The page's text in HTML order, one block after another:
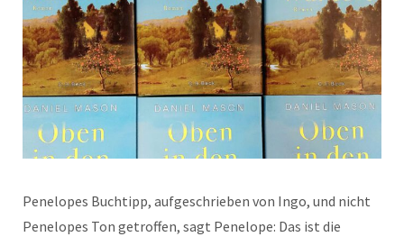
Penelopes Buchtipp, aufgeschrieben von Ingo, und nicht
Penelopes Ton getroffen, sagt Penelope: Das ist die